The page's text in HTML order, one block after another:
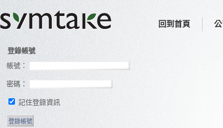
回到首頁
登錄帳號
帳號：
密碼：
記住登錄資訊